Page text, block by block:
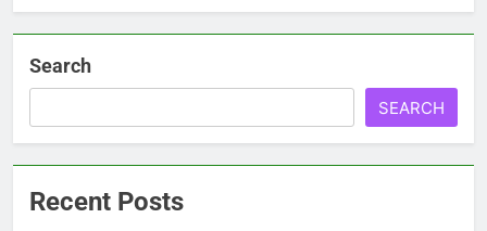
Search
SEARCH
Recent Posts